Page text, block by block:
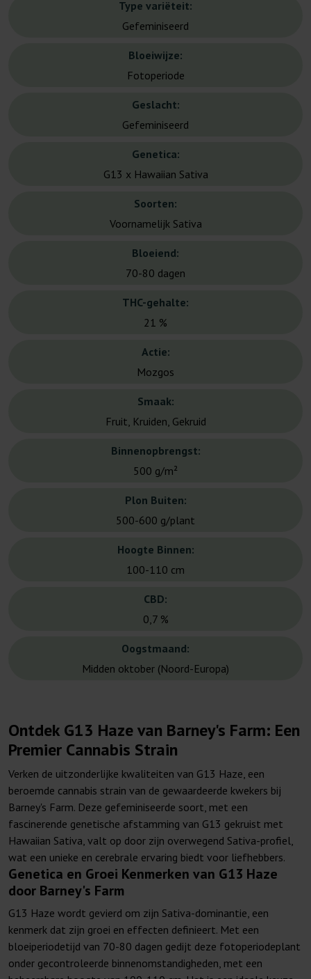
Type variëteit:
Gefeminiseerd
Bloeiwijze:
Fotoperiode
Geslacht:
Gefeminiseerd
Genetica:
G13 x Hawaiian Sativa
Soorten:
Voornamelijk Sativa
Bloeiend:
70-80 dagen
THC-gehalte:
21 %
Actie:
Mozgos
Smaak:
Fruit, Kruiden, Gekruid
Binnenopbrengst:
500 g/m²
Plon Buiten:
500-600 g/plant
Hoogte Binnen:
100-110 cm
CBD:
0,7 %
Oogstmaand:
Midden oktober (Noord-Europa)
Ontdek G13 Haze van Barney's Farm: Een
Premier Cannabis Strain
Verken de uitzonderlijke kwaliteiten van G13 Haze, een
beroemde cannabis strain van de gewaardeerde kwekers bij
Barney's Farm. Deze gefeminiseerde soort, met een
fascinerende genetische afstamming van G13 gekruist met
Hawaiian Sativa, valt op door zijn overwegend Sativa-profiel,
wat een unieke en cerebrale ervaring biedt voor liefhebbers.
Genetica en Groei Kenmerken van G13 Haze
door Barney's Farm
G13 Haze wordt gevierd om zijn Sativa-dominantie, een
kenmerk dat zijn groei en effecten definieert. Met een
bloeiperiodetijd van 70-80 dagen gedijt deze fotoperiodeplant
onder gecontroleerde binnenomstandigheden, met een